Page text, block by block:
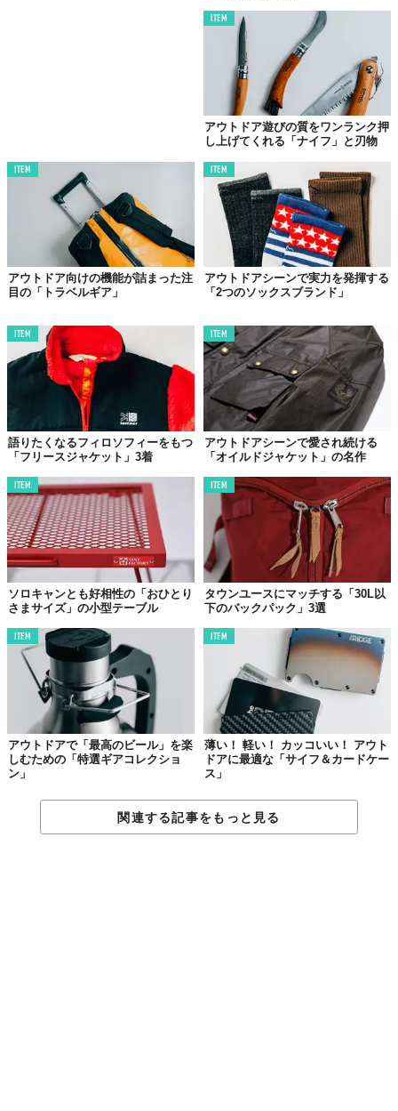
ITEM
アウトドア遊びの質をワンランク押
し上げてくれる「ナイフ」と刃物
ITEM
アウトドア向けの機能が詰まった注
目の「トラベルギア」
ITEM
アウトドアシーンで実力を発揮する
「2つのソックスブランド」
ITEM
語りたくなるフィロソフィーをもつ
「フリースジャケット」3着
ITEM
アウトドアシーンで愛され続ける
「オイルドジャケット」の名作
ITEM
ソロキャンとも好相性の「おひとり
さまサイズ」の小型テーブル
ITEM
タウンユースにマッチする「30L以
下のバックパック」3選
ITEM
アウトドアで「最高のビール」を楽
しむための「特選ギアコレクショ
ン」
ITEM
薄い！ 軽い！ カッコいい！ アウト
ドアに最適な「サイフ＆カードケー
ス」
関連する記事をもっと見る